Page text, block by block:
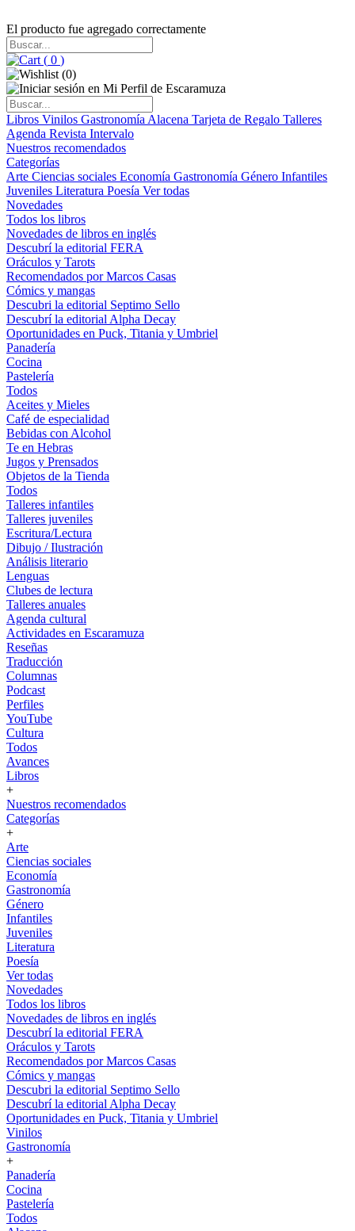
El producto fue agregado correctamente
( 0 )
(0)
Libros Vinilos Gastronomía Alacena Tarjeta de Regalo Talleres
Agenda Revista Intervalo
Nuestros recomendados
Categorías
Arte Ciencias sociales Economía Gastronomía Género Infantiles
Juveniles Literatura Poesía Ver todas
Novedades
Todos los libros
Novedades de libros en inglés
Descubrí la editorial FERA
Oráculos y Tarots
Recomendados por Marcos Casas
Cómics y mangas
Descubri la editorial Septimo Sello
Descubrí la editorial Alpha Decay
Oportunidades en Puck, Titania y Umbriel
Panadería
Cocina
Pastelería
Todos
Aceites y Mieles
Café de especialidad
Bebidas con Alcohol
Te en Hebras
Jugos y Prensados
Objetos de la Tienda
Todos
Talleres infantiles
Talleres juveniles
Escritura/Lectura
Dibujo / Ilustración
Análisis literario
Lenguas
Clubes de lectura
Talleres anuales
Agenda cultural
Actividades en Escaramuza
Reseñas
Traducción
Columnas
Podcast
Perfiles
YouTube
Cultura
Todos
Avances
Libros
+
Nuestros recomendados
Categorías
+
Arte
Ciencias sociales
Economía
Gastronomía
Género
Infantiles
Juveniles
Literatura
Poesía
Ver todas
Novedades
Todos los libros
Novedades de libros en inglés
Descubrí la editorial FERA
Oráculos y Tarots
Recomendados por Marcos Casas
Cómics y mangas
Descubri la editorial Septimo Sello
Descubrí la editorial Alpha Decay
Oportunidades en Puck, Titania y Umbriel
Vinilos
Gastronomía
+
Panadería
Cocina
Pastelería
Todos